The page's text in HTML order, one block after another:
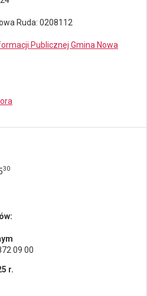
Ruda: 0208112
Publicznej Gmina Nowa
30
09 00
r.